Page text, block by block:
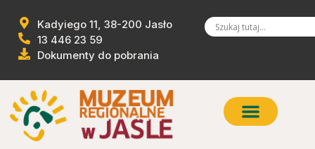
Kadyiego 11, 38-200 Jasło
13 446 23 59
Dokumenty do pobrania